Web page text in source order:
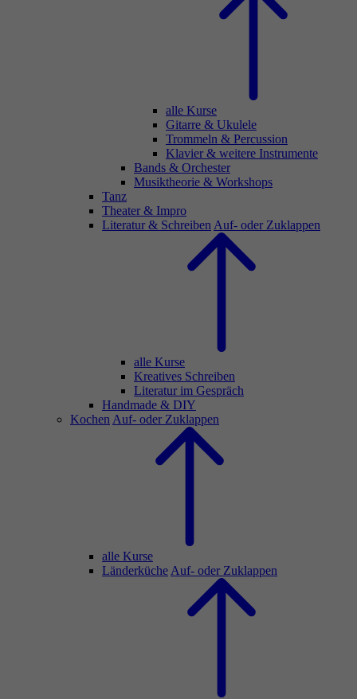
alle Kurse
Gitarre & Ukulele
Trommeln & Percussion
Klavier & weitere Instrumente
Bands & Orchester
Musiktheorie & Workshops
Tanz
Theater & Impro
Literatur & Schreiben Auf- oder Zuklappen
alle Kurse
Kreatives Schreiben
Literatur im Gespräch
Handmade & DIY
Kochen Auf- oder Zuklappen
alle Kurse
Länderküche Auf- oder Zuklappen